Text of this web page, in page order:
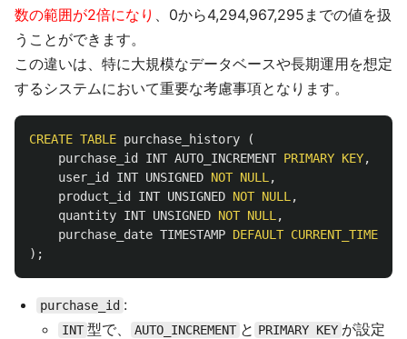
数の範囲が2倍になり 、0から4,294,967,295までの値を扱
うことができます。
この違いは、特に大規模なデータベースや長期運用を想定
するシステムにおいて重要な考慮事項となります。
CREATE TABLE purchase_history
(
purchase_id
INT AUTO_INCREMENT PRIMARY KEY,
user_id
INT UNSIGNED NOT NULL ,
product_id
INT UNSIGNED NOT NULL ,
quantity INT UNSIGNED NOT NULL ,
purchase_date TIMESTAMP DEFAULT
);
purchase_id :
INT 型で、 AUTO_INCREMENT と PRIMARY KEY が設定